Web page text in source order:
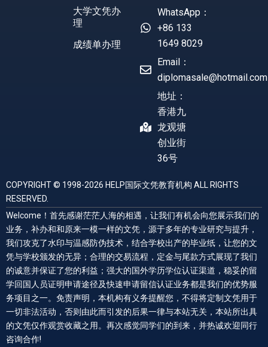
大学文凭办
理
成绩单办理
WhatsApp：
+86 133
1649 8029
Email：
diplomasale@hotmail.com
地址：
香港九
龙观塘
创业街
36号
COPYRIGHT © 1998-2026 HELP国际文凭教育机构 ALL RIGHTS
RESERVED.
Welcome！首先感谢茫茫人海的相遇，让我们有机会向您展示我们的
业务，补办和和原来一模一样的文凭，源于多年的专业研究与提升，
我们攻克了水印与温感防伪技术，结合学校出产的毕业纸，让您的文
凭与学校颁发的无异；合理的交易流程，定金与尾款方式展现了我们
的诚意并保证了您的利益；强大的国外学历学位认证渠道，稳妥的留
学回国人员证明申请途径及快速申请留信认证业务都是我们的优势服
务项目之一。免责声明，本机构有义务提醒您，不得将定制文凭用于
一切非法活动，否则由此而引发的后果一律与本站无关，本站所出具
的文凭仅作观赏收藏之用。再次感觉同学们的到来，并热诚欢迎同行
咨询合作!